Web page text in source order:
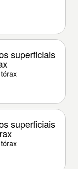
superficiais
superficiais